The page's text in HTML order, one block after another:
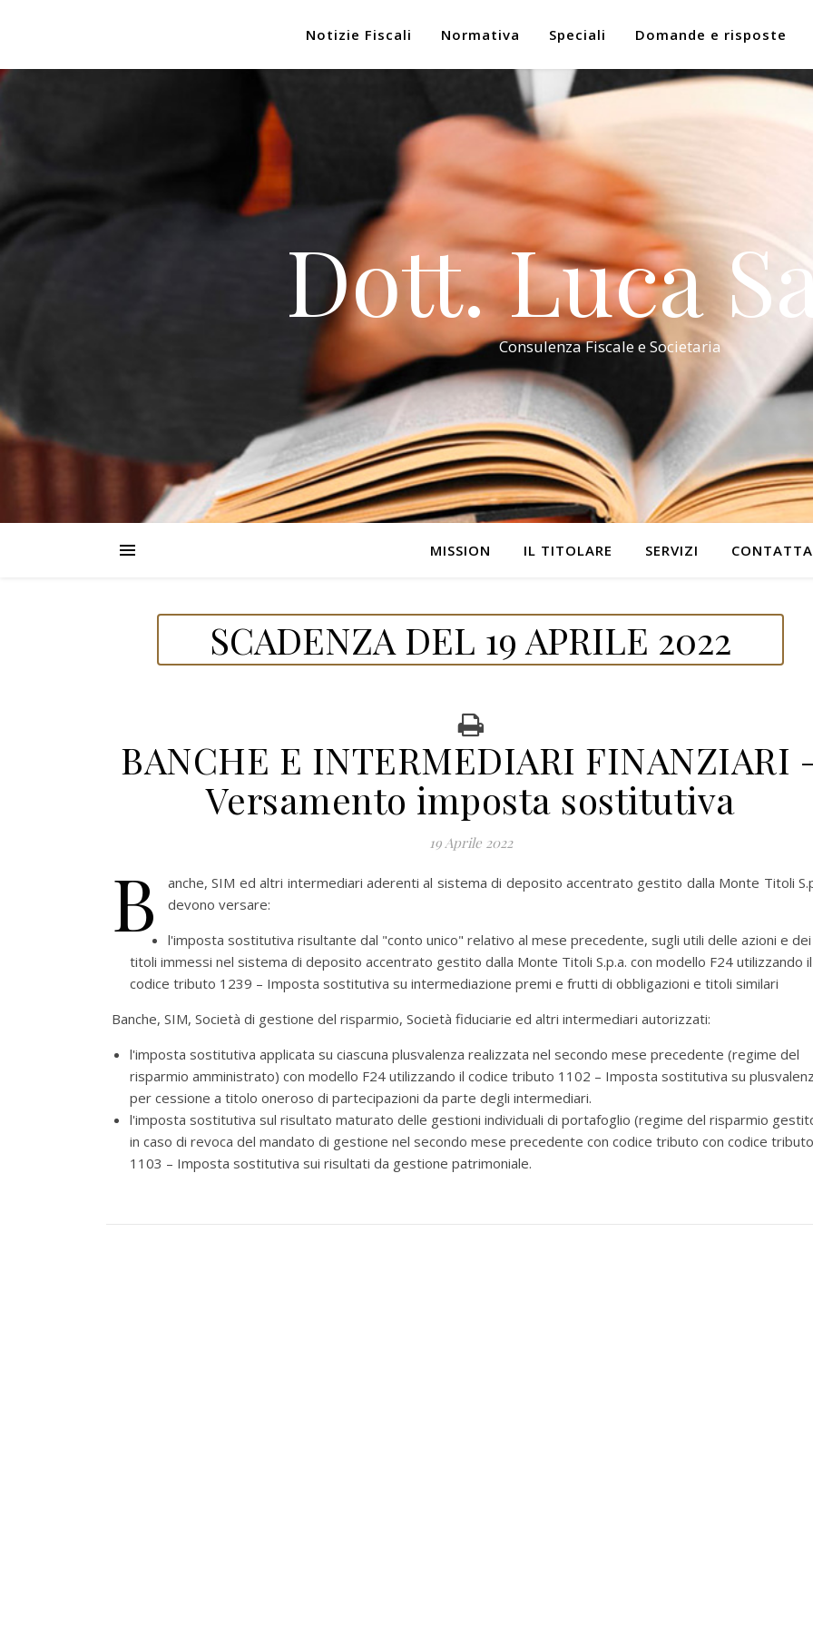
Notizie Fiscali Normativa Speciali Domande e risposte
Dott. Luca
Consulenza Fiscale e Societaria
MISSION IL TITOLARE SERVIZI
SCADENZA DEL 19 APRILE 2022
BANCHE E INTERMEDIARI FINANZIARI
Versamento imposta sostitutiva
19 Aprile 2022
B
anche, SIM ed altri intermediari aderenti al sistema di deposito accentrato gestito dalla Monte Titoli
devono versare:
l'imposta sostitutiva risultante dal "conto unico" relativo al mese precedente, sugli utili delle azioni e dei
titoli immessi nel sistema di deposito accentrato gestito dalla Monte Titoli S.p.a. con modello F24 utilizzando il
codice tributo 1239 – Imposta sostitutiva su intermediazione premi e frutti di obbligazioni e titoli similari
Banche, SIM, Società di gestione del risparmio, Società fiduciarie ed altri intermediari autorizzati:
l'imposta sostitutiva applicata su ciascuna plusvalenza realizzata nel secondo mese precedente (regime del
risparmio amministrato) con modello F24 utilizzando il codice tributo 1102 – Imposta sostitutiva su
per cessione a titolo oneroso di partecipazioni da parte degli intermediari.
l'imposta sostitutiva sul risultato maturato delle gestioni individuali di portafoglio (regime del risparmio
in caso di revoca del mandato di gestione nel secondo mese precedente con codice tributo con codice tributo
1103 – Imposta sostitutiva sui risultati da gestione patrimoniale.